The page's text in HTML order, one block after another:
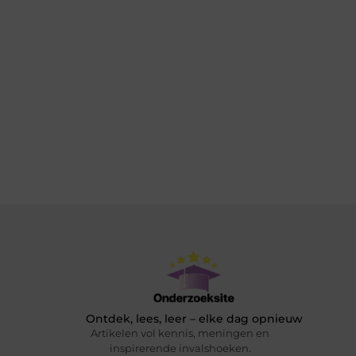
Ontdek, lees, leer – elke dag opnieuw
Artikelen vol kennis, meningen en
inspirerende invalshoeken.